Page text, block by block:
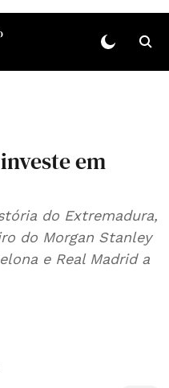
em
do Extremadura,
do Morgan Stanley
e Real Madrid a